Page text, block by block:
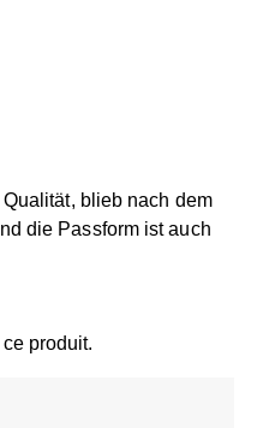
blieb nach dem
die Passform ist auch
produit.